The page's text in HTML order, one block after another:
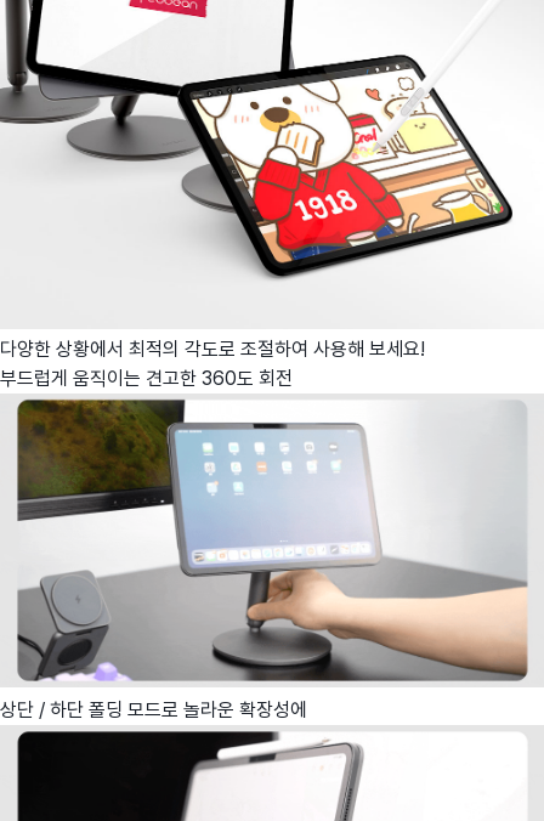
다양한 상황에서 최적의 각도로 조절하여 사용해 보세요!
부드럽게 움직이는 견고한 360도 회전
상단 / 하단 폴딩 모드로 놀라운 확장성에